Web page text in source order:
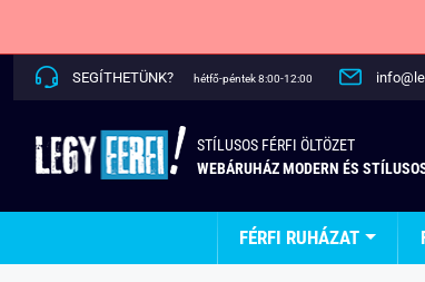
SEGÍTHETÜNK? hétfő-péntek 8:00-12:00
STÍLUSOS FÉRFI ÖLTÖZET
WEBÁRUHÁZ MODERN ÉS
FÉRFI RUHÁZAT